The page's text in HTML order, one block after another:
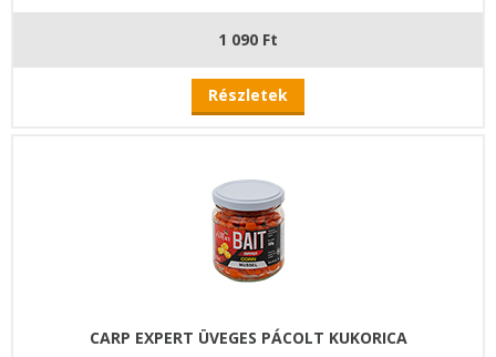
1 090 Ft
Részletek
CARP EXPERT ÜVEGES PÁCOLT KUKORICA